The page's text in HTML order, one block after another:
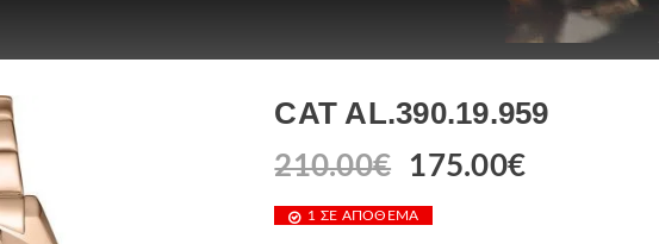
CAT AL.390.19.959
210.00€ 175.00€
1 ΣΕ ΑΠΌΘΕΜΑ